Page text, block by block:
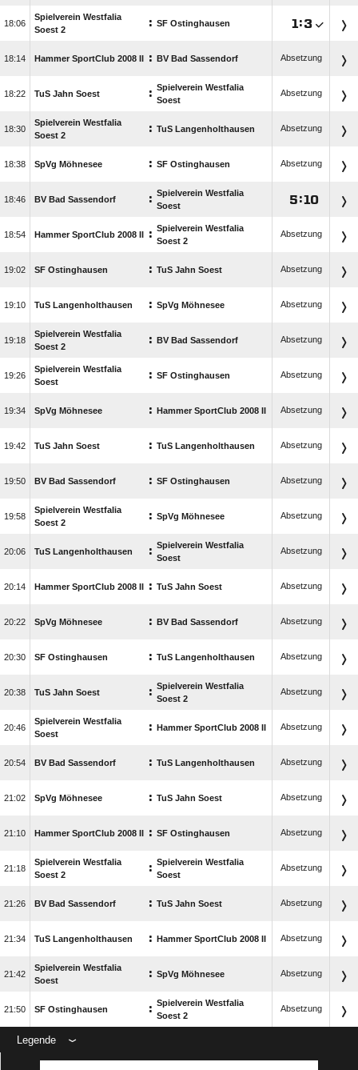

Spielverein Westfalia
Soest 2
: SF Ostinghausen  :
 Hammer SportClub 2008 II : BV Bad Sassendorf Absetzung
 TuS Jahn Soest : Spielverein Westfalia
Soest
Absetzung

Spielverein Westfalia
Soest 2
: TuS Langenholthausen Absetzung
 SpVg Möhnesee : SF Ostinghausen Absetzung
 BV Bad Sassendorf : Spielverein Westfalia
Soest
:
 Hammer SportClub 2008 II : Spielverein Westfalia
Soest 2
Absetzung
 SF Ostinghausen : TuS Jahn Soest Absetzung
 TuS Langenholthausen : SpVg Möhnesee Absetzung

Spielverein Westfalia
Soest 2
: BV Bad Sassendorf Absetzung

Spielverein Westfalia
Soest
: SF Ostinghausen Absetzung
 SpVg Möhnesee : Hammer SportClub 2008 II Absetzung
 TuS Jahn Soest : TuS Langenholthausen Absetzung
 BV Bad Sassendorf : SF Ostinghausen Absetzung

Spielverein Westfalia
Soest 2
: SpVg Möhnesee Absetzung
 TuS Langenholthausen : Spielverein Westfalia
Soest
Absetzung
 Hammer SportClub 2008 II : TuS Jahn Soest Absetzung
 SpVg Möhnesee : BV Bad Sassendorf Absetzung
 SF Ostinghausen : TuS Langenholthausen Absetzung
 TuS Jahn Soest : Spielverein Westfalia
Soest 2
Absetzung

Spielverein Westfalia
Soest
: Hammer SportClub 2008 II Absetzung
 BV Bad Sassendorf : TuS Langenholthausen Absetzung
 SpVg Möhnesee : TuS Jahn Soest Absetzung
 Hammer SportClub 2008 II : SF Ostinghausen Absetzung

Spielverein Westfalia
Soest 2
: Spielverein Westfalia
Soest
Absetzung
 BV Bad Sassendorf : TuS Jahn Soest Absetzung
 TuS Langenholthausen : Hammer SportClub 2008 II Absetzung

Spielverein Westfalia
Soest
: SpVg Möhnesee Absetzung
 SF Ostinghausen : Spielverein Westfalia
Soest 2
Absetzung
Legende